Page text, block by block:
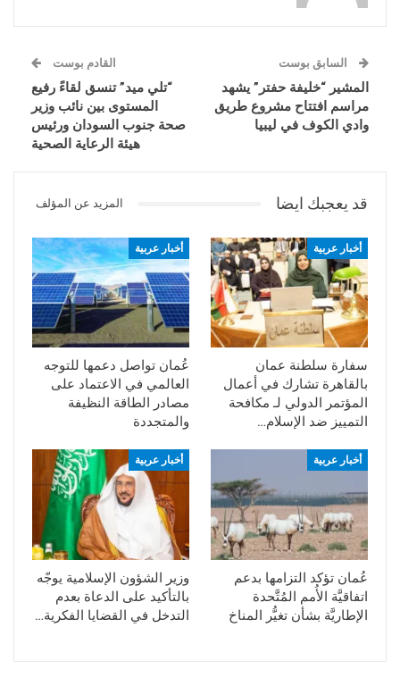
السابق بوست
المشير “خليفة حفتر” يشهد
مراسم افتتاح مشروع طريق
وادي الكوف في ليبيا
القادم بوست
“تلي ميد” تنسق لقاءً رفيع
المستوى بين نائب وزير
صحة جنوب السودان ورئيس
هيئة الرعاية الصحية
قد يعجبك ايضا المزيد عن المؤلف
أخبار عربية
سفارة سلطنة عمان
بالقاهرة تشارك في أعمال
المؤتمر الدولي لـ مكافحة
التمييز ضد الإسلام…
أخبار عربية
عُمان تواصل دعمها للتوجه
العالمي في الاعتماد على
مصادر الطاقة النظيفة
والمتجددة
أخبار عربية
عُمان تؤكد التزامها بدعم
اتفاقيَّة الأُمم المُتَّحدة
الإطاريَّة بشأن تغيُّر المناخ
أخبار عربية
وزير الشؤون الإسلامية يوجّه
بالتأكيد على الدعاة بعدم
التدخل في القضايا الفكرية…